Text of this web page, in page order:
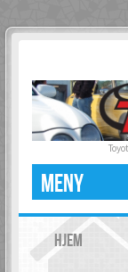
MENY
HJEM